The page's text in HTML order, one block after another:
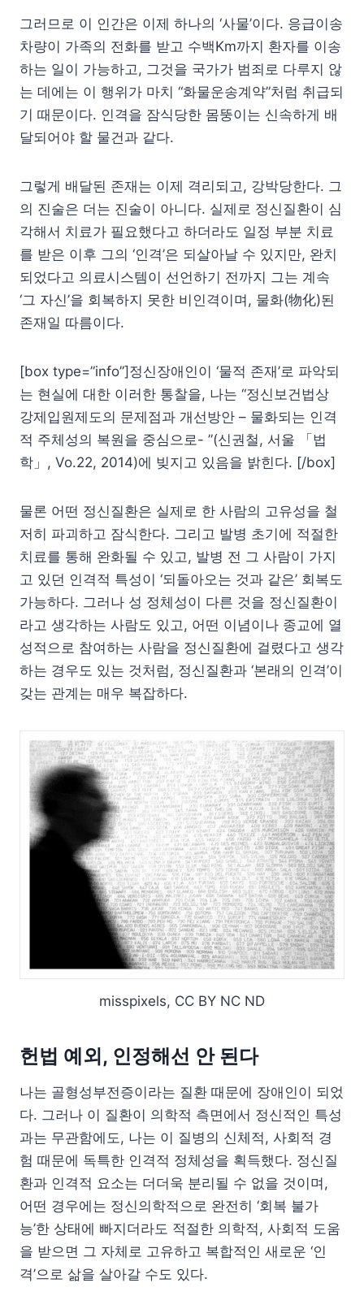
그러므로 이 인간은 이제 하나의 ‘사물’이다. 응급이송
차량이 가족의 전화를 받고 수백Km까지 환자를 이송
하는 일이 가능하고, 그것을 국가가 범죄로 다루지 않
는 데에는 이 행위가 마치 “화물운송계약”처럼 취급되
기 때문이다. 인격을 잠식당한 몸뚱이는 신속하게 배
달되어야 할 물건과 같다.
그렇게 배달된 존재는 이제 격리되고, 강박당한다. 그
의 진술은 더는 진술이 아니다. 실제로 정신질환이 심
각해서 치료가 필요했다고 하더라도 일정 부분 치료
를 받은 이후 그의 ‘인격’은 되살아날 수 있지만, 완치
되었다고 의료시스템이 선언하기 전까지 그는 계속
‘그 자신’을 회복하지 못한 비인격이며, 물화(物化)된
존재일 따름이다.
[box type=”info”]정신장애인이 ‘물적 존재’로 파악되
는 현실에 대한 이러한 통찰을, 나는 “정신보건법상
강제입원제도의 문제점과 개선방안 – 물화되는 인격
적 주체성의 복원을 중심으로- ”(신권철, 서울 「법
학」, Vo.22, 2014)에 빚지고 있음을 밝힌다. [/box]
물론 어떤 정신질환은 실제로 한 사람의 고유성을 철
저히 파괴하고 잠식한다. 그리고 발병 초기에 적절한
치료를 통해 완화될 수 있고, 발병 전 그 사람이 가지
고 있던 인격적 특성이 ‘되돌아오는 것과 같은’ 회복도
가능하다. 그러나 성 정체성이 다른 것을 정신질환이
라고 생각하는 사람도 있고, 어떤 이념이나 종교에 열
성적으로 참여하는 사람을 정신질환에 걸렸다고 생각
하는 경우도 있는 것처럼, 정신질환과 ‘본래의 인격’이
갖는 관계는 매우 복잡하다.
misspixels, CC BY NC ND
헌법 예외, 인정해선 안 된다
나는 골형성부전증이라는 질환 때문에 장애인이 되었
다. 그러나 이 질환이 의학적 측면에서 정신적인 특성
과는 무관함에도, 나는 이 질병의 신체적, 사회적 경
험 때문에 독특한 인격적 정체성을 획득했다. 정신질
환과 인격적 요소는 더더욱 분리될 수 없을 것이며,
어떤 경우에는 정신의학적으로 완전히 ‘회복 불가
능’한 상태에 빠지더라도 적절한 의학적, 사회적 도움
을 받으면 그 자체로 고유하고 복합적인 새로운 ‘인
격’으로 삶을 살아갈 수도 있다.